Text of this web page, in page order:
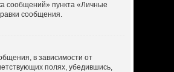
сообщений» пункта «Личные
сообщения.
в зависимости от
полях, убедившись,